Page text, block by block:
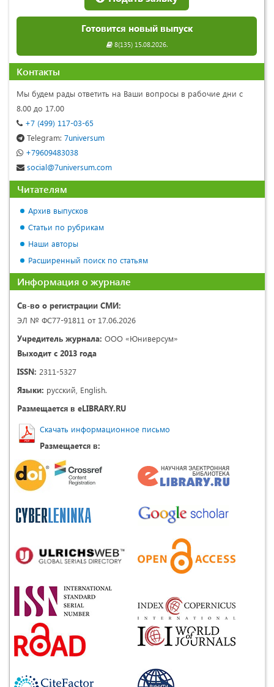
Готовится новый выпуск
8(135) 15.08.2026.
Контакты
Мы будем рады ответить на Ваши вопросы в рабочие дни с
8.00 до 17.00
+7 (499) 117-03-65
Telegram: 7universum
+79609483038
social@7universum.com
Читателям
Архив выпусков
Статьи по рубрикам
Наши авторы
Расширенный поиск по статьям
Информация о журнале
Св-во о регистрации СМИ:
ЭЛ № ФС77-91811 от 17.06.2026
Учредитель журнала: ООО «Юниверсум»
Выходит с 2013 года
ISSN: 2311-5327
Языки: русский, English.
Размещается в eLIBRARY.RU
Скачать информационное письмо
Размещается в: